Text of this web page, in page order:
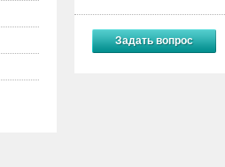
Задать вопрос